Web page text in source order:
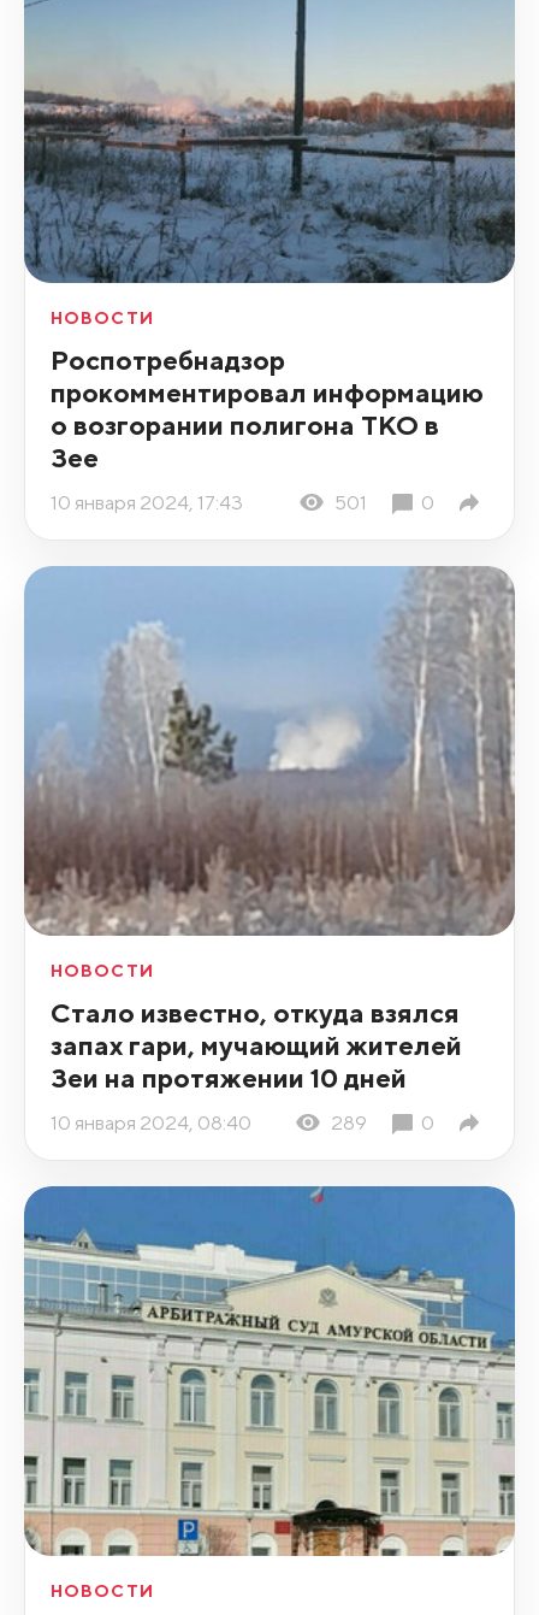
НОВОСТИ
Роспотребнадзор
прокомментировал информацию
о возгорании полигона ТКО в
Зее
10 января 2024, 17:43 501 0
НОВОСТИ
Стало известно, откуда взялся
запах гари, мучающий жителей
Зеи на протяжении 10 дней
10 января 2024, 08:40 289 0
НОВОСТИ